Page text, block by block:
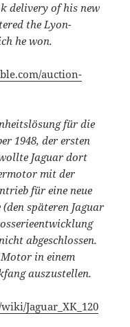
delivery of his new
the Lyon-
he won.
auction-
für die
1948, der ersten
Jaguar dort
mit der
für eine neue
späteren Jaguar
abgeschlossen.
in einem
auszustellen.
Jaguar_XK_120